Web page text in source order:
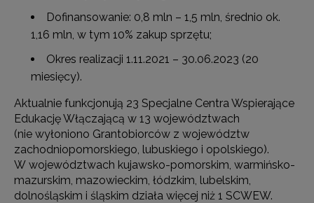
Dofinansowanie: 0,8 mln – 1,5 mln, średnio ok.
1,16 mln, w tym 10% zakup sprzętu;
Okres realizacji 1.11.2021 – 30.06.2023 (20
miesięcy).
Aktualnie funkcjonują 23 Specjalne Centra Wspierające
Edukację Włączającą w 13 województwach
(nie wyłoniono Grantobiorców z województw
zachodniopomorskiego, lubuskiego i opolskiego).
W województwach kujawsko-pomorskim, warmińsko-
mazurskim, mazowieckim, łódzkim, lubelskim,
dolnośląskim i śląskim działa więcej niż 1 SCWEW.